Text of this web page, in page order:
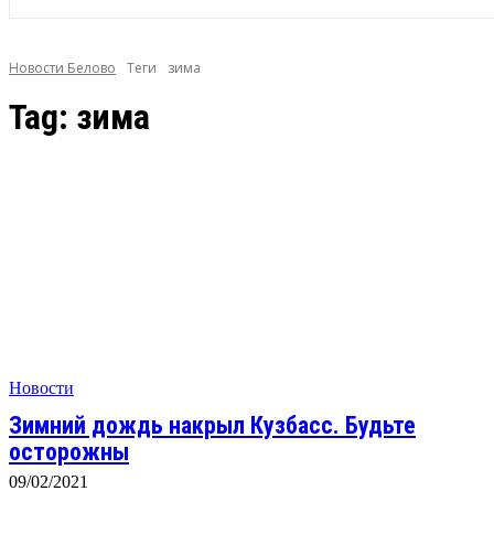
Новости Белово Теги зима
Tag: зима
Новости
Зимний дождь накрыл Кузбасс. Будьте
осторожны
09/02/2021